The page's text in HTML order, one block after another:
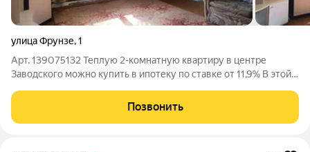
улица Фрунзе,1
Арт. 139075132 Теплую 2-комнатную квартиру в центре
Заводского можно купить в ипотеку по ставке от 11,9% В этой
необходимое. Плюсы дома:Кирпичные стены (тихо и тепло)
Чистый подъезд, экономные
Позвонить